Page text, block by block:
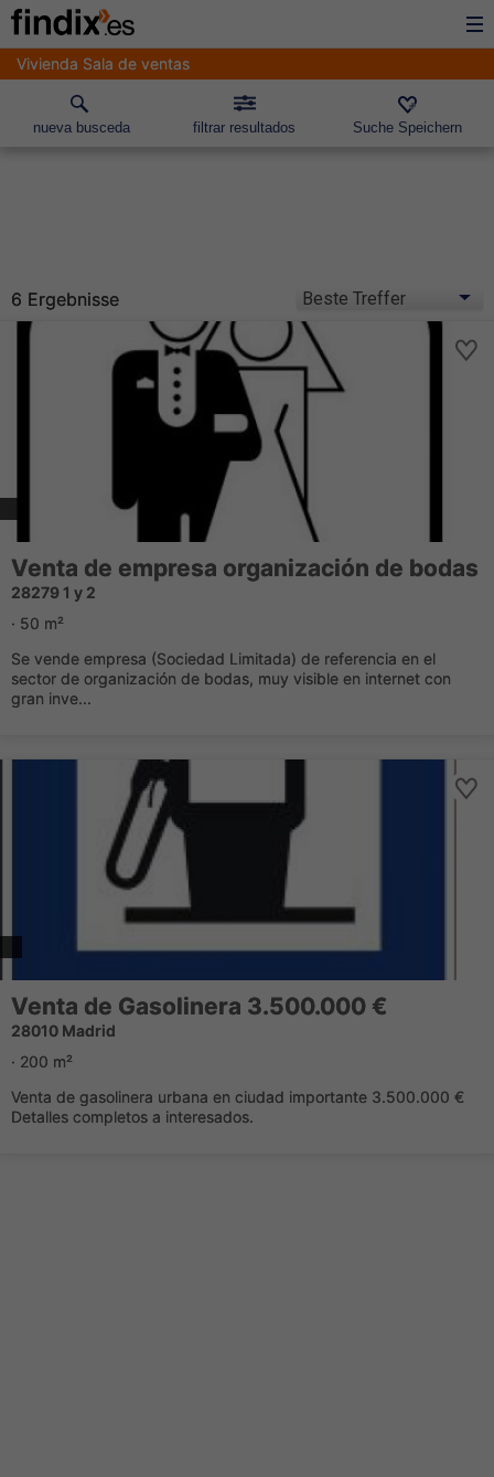
Vivienda Sala de ventas
nueva busceda filtrar resultados Suche Speichern
6 Ergebnisse
Venta de empresa organización de bodas
28279 1 y 2
· 50 m²
Se vende empresa (Sociedad Limitada) de referencia en el
sector de organización de bodas, muy visible en internet con
gran inve...
Venta de Gasolinera 3.500.000 €
28010 Madrid
· 200 m²
Venta de gasolinera urbana en ciudad importante 3.500.000 €
Detalles completos a interesados.